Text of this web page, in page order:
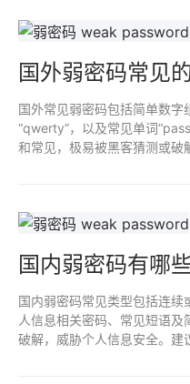
国外弱密码常见
国外常见弱密码包括简单数字
“qwerty”，以及常见单词
和常见，极易被黑客猜测或破
国内弱密码有哪
国内弱密码常见类型包括连
人信息相关密码、常见短语
破解，威胁个人信息安全。建